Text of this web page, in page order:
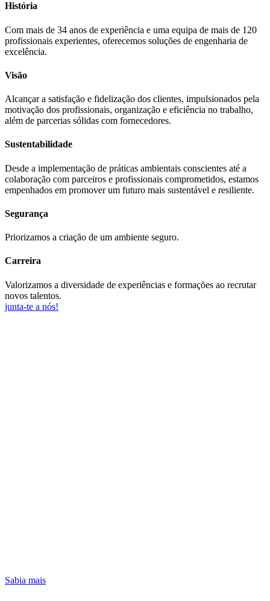
História
Com mais de 34 anos de experiência e uma equipa de mais de 120
profissionais experientes, oferecemos soluções de engenharia de
excelência.
Visão
Alcançar a satisfação e fidelização dos clientes, impulsionados pela
motivação dos profissionais, organização e eficiência no trabalho,
além de parcerias sólidas com fornecedores.
Sustentabilidade
Desde a implementação de práticas ambientais conscientes até a
colaboração com parceiros e profissionais comprometidos, estamos
empenhados em promover um futuro mais sustentável e resiliente.
Segurança
Priorizamos a criação de um ambiente seguro.
Carreira
Valorizamos a diversidade de experiências e formações ao recrutar
novos talentos.
junta-te a nós!
Sabia mais